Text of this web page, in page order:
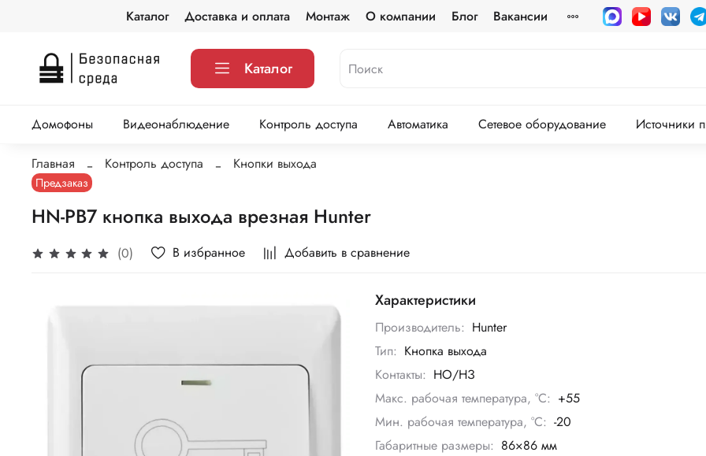
Каталог Доставка и оплата Монтаж О компании Блог Вакансии
Каталог
Домофоны Видеонаблюдение Контроль доступа Автоматика Сетевое оборудование Источники
Главная Контроль доступа Кнопки выхода
Предзаказ
HN-PB7 кнопка выхода врезная Hunter
(0) В избранное Добавить в сравнение
Характеристики
Производитель: Hunter
Тип: Кнопка выхода
Контакты: НО/НЗ
Макс. рабочая температура, °С: +55
Мин. рабочая температура, °С: -20
Габаритные размеры: 86×86 мм